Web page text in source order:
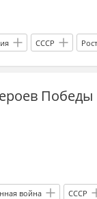
СССР
Европа День
эксперты Победы
война СССР